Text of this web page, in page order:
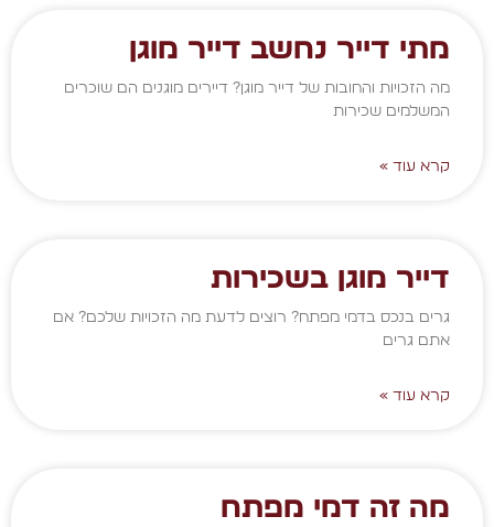
מתי דייר נחשב דייר מוגן
מה הזכויות והחובות של דייר מוגן? דיירים מוגנים הם שוכרים
המשלמים שכירות
קרא עוד »
דייר מוגן בשכירות
גרים בנכס בדמי מפתח? רוצים לדעת מה הזכויות שלכם? אם
אתם גרים
קרא עוד »
מה זה דמי מפתח